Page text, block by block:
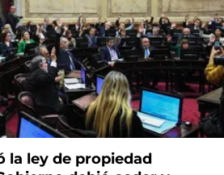
la ley de propiedad